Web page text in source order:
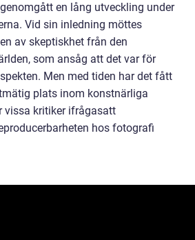
en lång utveckling under
Vid sin inledning möttes
av skeptiskhet från den
som ansåg att det var för
Men med tiden har det fått
plats inom konstnärliga
vissa kritiker ifrågasatt
hos fotografi